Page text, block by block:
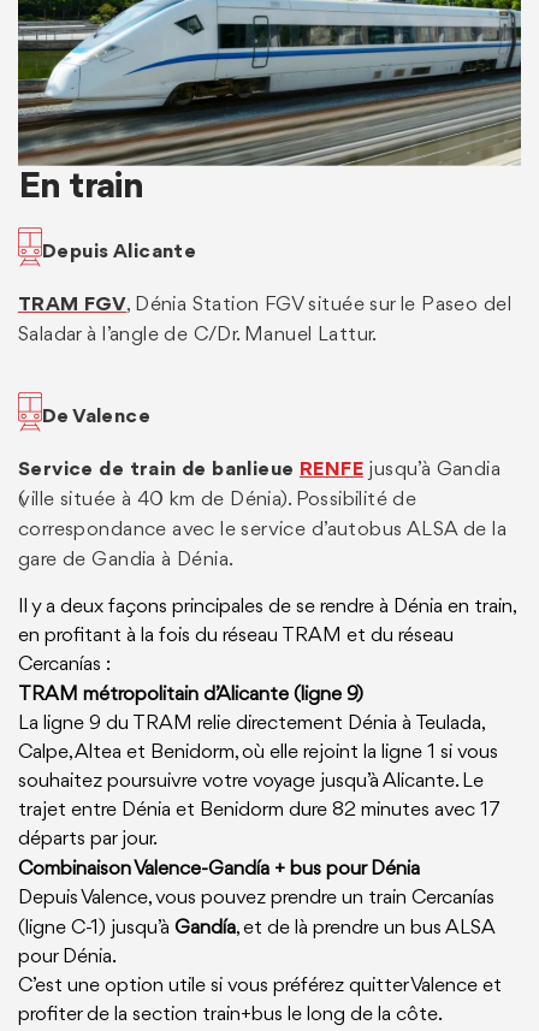
En train
Depuis Alicante
TRAM FGV, Dénia Station FGV située sur le Paseo del
Saladar à l’angle de C/Dr. Manuel Lattur.
De Valence
Service de train de banlieue RENFEjusqu’à Gandia
(ville située à 40 km de Dénia). Possibilité de
correspondance avec le service d’autobus ALSA de la
gare de Gandia à Dénia.
Il y a deux façons principales de se rendre à Dénia en train,
en profitant à la fois du réseau TRAM et du réseau
Cercanías :
TRAM métropolitain d’Alicante (ligne 9)
La ligne 9 du TRAM relie directement Dénia à Teulada,
Calpe, Altea et Benidorm, où elle rejoint la ligne 1 si vous
souhaitez poursuivre votre voyage jusqu’à Alicante. Le
trajet entre Dénia et Benidorm dure 82 minutes avec 17
départs par jour.
Combinaison Valence-Gandía + bus pour Dénia
Depuis Valence, vous pouvez prendre un train Cercanías
(ligne C-1) jusqu’à Gandía, et de là prendre un bus ALSA
pour Dénia.
C’est une option utile si vous préférez quitter Valence et
profiter de la section train+bus le long de la côte.